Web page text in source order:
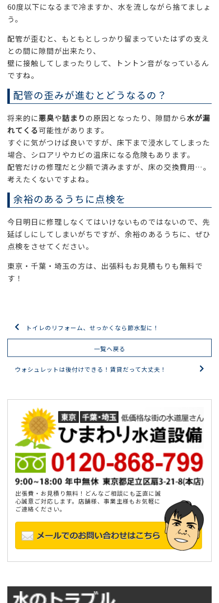
60度以下になるまで冷ますか、水を流しながら捨てましょ
う。
配管が歪むと、もともとしっかり留まっていたはずの支え
との間に隙間が出来たり、
壁に接触してしまったりして、トントン音がなっているん
ですね。
配管の歪みが進むとどうなるの？
将来的に悪臭や詰まりの原因となったり、隙間から水が漏
れてくる可能性があります。
すぐに気がつけば良いですが、床下まで浸水してしまった
場合、シロアリやカビの温床になる危険もあります。
配管だけの修理だと少額で済みますが、床の交換費用…。
考えたくないですよね。
余裕のあるうちに点検を
今日明日に修理しなくてはいけないものではないので、先
延ばしにしてしまいがちですが、余裕のあるうちに、ぜひ
点検をさせてください。
東京・千葉・埼玉の方は、出張料もお見積もりも無料で
す！
トイレのリフォーム、せっかくなら節水型に！
一覧へ戻る
ウォシュレットは後付けできる！賃貸だって大丈夫！
出張費・お見積り無料！どんなご相談にも正直に誠
心誠意ご対応します。店舗様、事業主様もお気軽に
ご連絡ください。